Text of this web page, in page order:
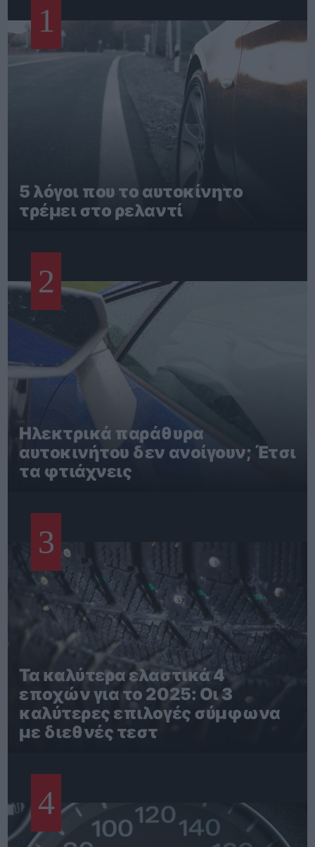
1
5 λόγοι που το αυτοκίνητο
τρέμει στο ρελαντί
2
Ηλεκτρικά παράθυρα
αυτοκινήτου δεν ανοίγουν; Έτσι
τα φτιάχνεις
3
Τα καλύτερα ελαστικά 4
εποχών για το 2025: Οι 3
καλύτερες επιλογές σύμφωνα
με διεθνές τεστ
4